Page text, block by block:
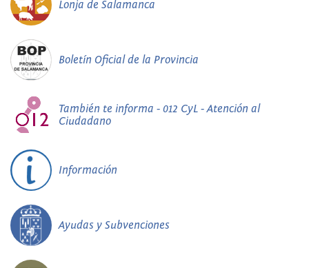
Lonja de Salamanca
Boletín Oficial de la Provincia
También te informa - 012 CyL - Atención al
Ciudadano
Información
Ayudas y Subvenciones